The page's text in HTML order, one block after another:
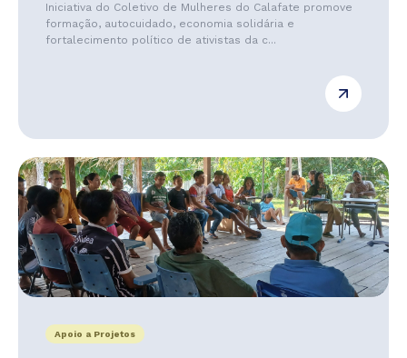
Iniciativa do Coletivo de Mulheres do Calafate promove
formação, autocuidado, economia solidária e
fortalecimento político de ativistas da c...
Apoio a Projetos